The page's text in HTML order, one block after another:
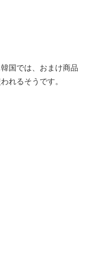
国では、おまけ商品
れるそうです。